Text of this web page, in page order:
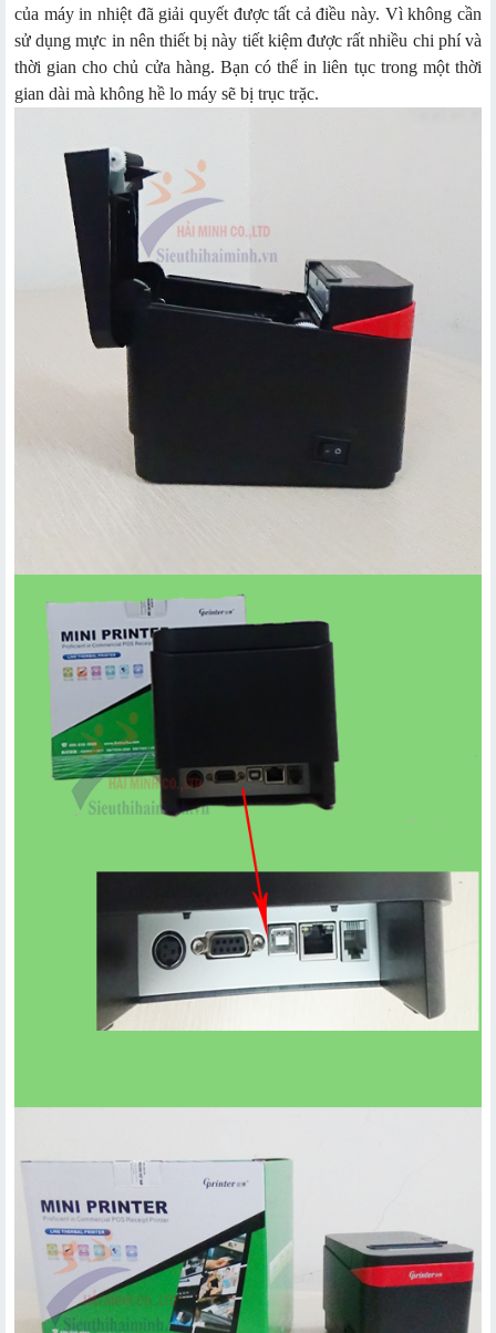
của máy in nhiệt đã giải quyết được tất cả điều này. Vì không cần
sử dụng mực in nên thiết bị này tiết kiệm được rất nhiều chi phí và
thời gian cho chủ cửa hàng. Bạn có thể in liên tục trong một thời
gian dài mà không hề lo máy sẽ bị trục trặc.